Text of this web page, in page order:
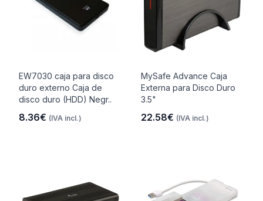
EW7030 caja para disco
duro externo Caja de
disco duro (HDD) Negr..
8.36€ (IVA incl.)
MySafe Advance Caja
Externa para Disco Duro
3.5"
22.58€ (IVA incl.)